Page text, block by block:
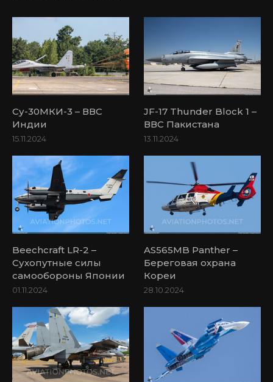
Су-30МКИ-3 – ВВС
Индии
15.11.2024
JF-17 Thunder Block 1 –
ВВС Пакистана
13.11.2024
Beechcraft LR-2 –
Сухопутные силы
самообороны Японии
01.11.2024
AS565MB Panther –
Береговая охрана
Кореи
28.10.2024